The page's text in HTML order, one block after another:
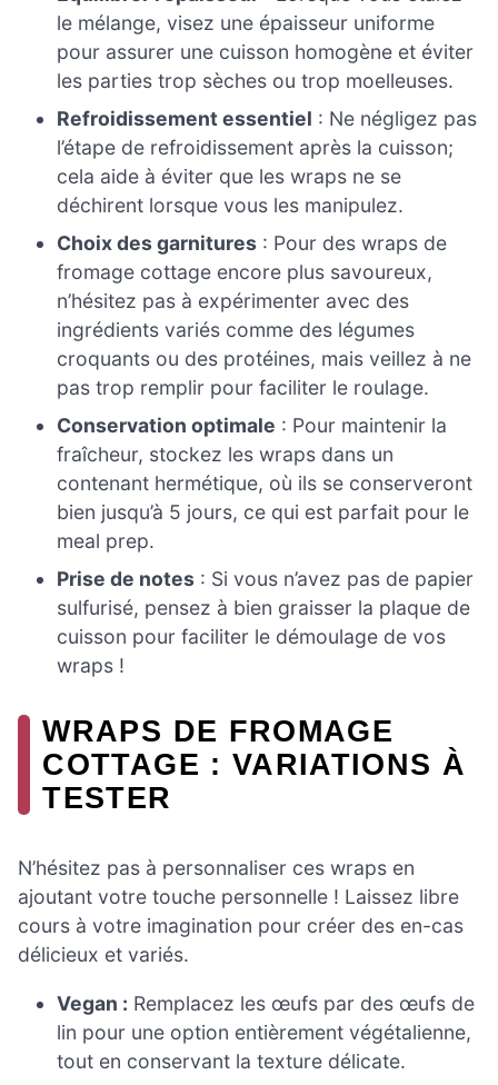
le mélange, visez une épaisseur uniforme
pour assurer une cuisson homogène et éviter
les parties trop sèches ou trop moelleuses.
Refroidissement essentiel : Ne négligez pas
l’étape de refroidissement après la cuisson;
cela aide à éviter que les wraps ne se
déchirent lorsque vous les manipulez.
Choix des garnitures : Pour des wraps de
fromage cottage encore plus savoureux,
n’hésitez pas à expérimenter avec des
ingrédients variés comme des légumes
croquants ou des protéines, mais veillez à ne
pas trop remplir pour faciliter le roulage.
Conservation optimale : Pour maintenir la
fraîcheur, stockez les wraps dans un
contenant hermétique, où ils se conserveront
bien jusqu’à 5 jours, ce qui est parfait pour le
meal prep.
Prise de notes : Si vous n’avez pas de papier
sulfurisé, pensez à bien graisser la plaque de
cuisson pour faciliter le démoulage de vos
wraps !
WRAPS DE FROMAGE
COTTAGE : VARIATIONS À
TESTER
N’hésitez pas à personnaliser ces wraps en
ajoutant votre touche personnelle ! Laissez libre
cours à votre imagination pour créer des en-cas
délicieux et variés.
Vegan : Remplacez les œufs par des œufs de
lin pour une option entièrement végétalienne,
tout en conservant la texture délicate.